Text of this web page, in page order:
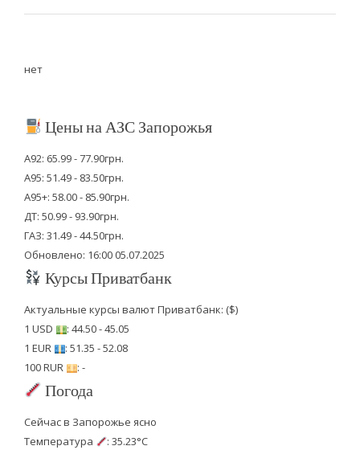
нет
Цены на АЗС Запорожья
А92: 65.99 - 77.90грн.
А95: 51.49 - 83.50грн.
А95+: 58.00 - 85.90грн.
ДТ: 50.99 - 93.90грн.
ГАЗ: 31.49 - 44.50грн.
Обновлено: 16:00 05.07.2025
Курсы Приватбанк
Актуальные курсы валют Приватбанк: ($)
1 USD
: 44.50 - 45.05
1 EUR
: 51.35 - 52.08
100 RUR
: -
Погода
Сейчас в Запорожье ясно
Температура
: 35.23°C